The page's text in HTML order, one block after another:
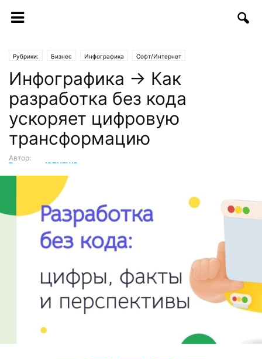
Рубрики: Бизнес Инфографика Софт/Интернет
Инфографика → Как
разработка без кода
ускоряет цифровую
трансформацию
Автор:
Редакция ICTNEWS